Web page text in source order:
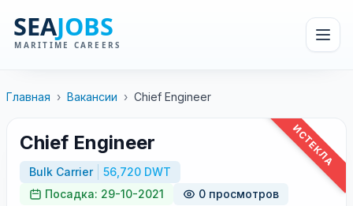
Главная › Вакансии › Chief Engineer
ИСТЕКЛА
Chief Engineer
Bulk Carrier
56,720 DWT
Посадка: 29-10-2021
0 просмотров